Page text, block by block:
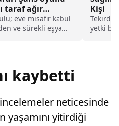
taraf ağır
eve misafir kabul
ve sürekli eşya
Kişi
yetki
kaybetti
neticesinde
yaşamını yitirdiği